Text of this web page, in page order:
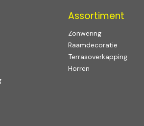
Assortiment
Zonwering
Raamdecoratie
Terrasoverkapping
Horren